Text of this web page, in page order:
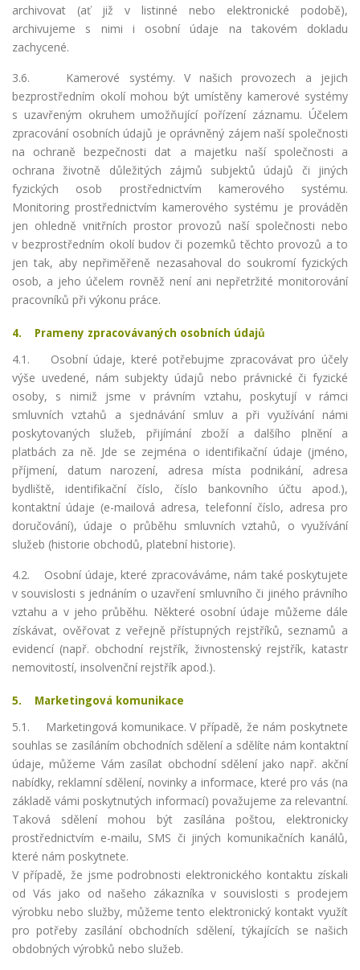
archivovat (ať již v listinné nebo elektronické podobě),
archivujeme s nimi i osobní údaje na takovém dokladu
zachycené.
3.6. Kamerové systémy. V našich provozech a jejich
bezprostředním okolí mohou být umístěny kamerové systémy
s uzavřeným okruhem umožňující pořízení záznamu. Účelem
zpracování osobních údajů je oprávněný zájem naší společnosti
na ochraně bezpečnosti dat a majetku naší společnosti a
ochrana životně důležitých zájmů subjektů údajů či jiných
fyzických osob prostřednictvím kamerového systému.
Monitoring prostřednictvím kamerového systému je prováděn
jen ohledně vnitřních prostor provozů naší společnosti nebo
v bezprostředním okolí budov či pozemků těchto provozů a to
jen tak, aby nepřiměřeně nezasahoval do soukromí fyzických
osob, a jeho účelem rovněž není ani nepřetržité monitorování
pracovníků při výkonu práce.
4. Prameny zpracovávaných osobních údajů
4.1.
Osobní údaje, které potřebujme zpracovávat pro účely
výše uvedené, nám subjekty údajů nebo právnické či fyzické
osoby, s nimiž jsme v právním vztahu, poskytují v rámci
smluvních vztahů a sjednávání smluv a při využívání námi
poskytovaných služeb, přijímání zboží a dalšího plnění a
platbách za ně. Jde se zejména o identifikační údaje (jméno,
příjmení, datum narození, adresa místa podnikání, adresa
bydliště, identifikační číslo, číslo bankovního účtu apod.),
kontaktní údaje (e-mailová adresa, telefonní číslo, adresa pro
doručování), údaje o průběhu smluvních vztahů, o využívání
služeb (historie obchodů, platební historie).
4.2. Osobní údaje, které zpracováváme, nám také poskytujete
v souvislosti s jednáním o uzavření smluvního či jiného právního
vztahu a v jeho průběhu. Některé osobní údaje můžeme dále
získávat, ověřovat z veřejně přístupných rejstříků, seznamů a
evidencí (např. obchodní rejstřík, živnostenský rejstřík, katastr
nemovitostí, insolvenční rejstřík apod.).
5. Marketingová komunikace
5.1. Marketingová komunikace. V případě, že nám poskytnete
souhlas se zasíláním obchodních sdělení a sdělíte nám kontaktní
údaje, můžeme Vám zasílat obchodní sdělení jako např. akční
nabídky, reklamní sdělení, novinky a informace, které pro vás (na
základě vámi poskytnutých informací) považujeme za relevantní.
Taková sdělení mohou být zasílána poštou, elektronicky
prostřednictvím e-mailu, SMS či jiných komunikačních kanálů,
které nám poskytnete.
V případě, že jsme podrobnosti elektronického kontaktu získali
od Vás jako od našeho zákazníka v souvislosti s prodejem
výrobku nebo služby, můžeme tento elektronický kontakt využít
pro potřeby zasílání obchodních sdělení, týkajících se našich
obdobných výrobků nebo služeb.